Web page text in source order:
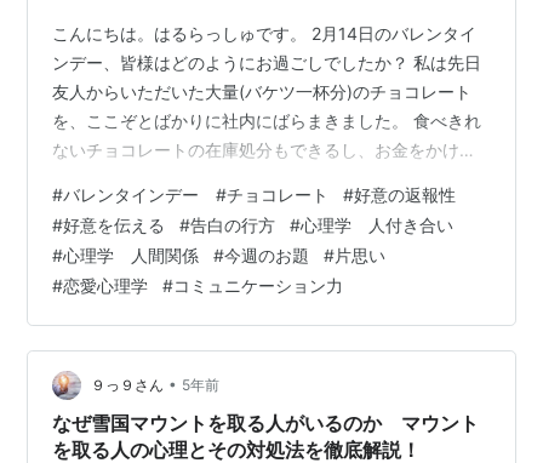
こんにちは。はるらっしゅです。 2月14日のバレンタイ
ンデー、皆様はどのようにお過ごしでしたか？ 私は先日
友人からいただいた大量(バケツ一杯分)のチョコレート
を、ここぞとばかりに社内にばらまきました。 食べきれ
ないチョコレートの在庫処分もできるし、お金をかけず
うと言ってもらえるし、なんならお返しを貰えるかもし
れない。一石四鳥です！ さて今回は、バレンタインデー
にあやかって恋愛ネタでまいりたいと思います！ 人は
皆、【あなたが好き】と言われたい はるママ直伝【勝率
を上げる告白の方法】 最近少し臆病になってきた私へ 人
は皆、【あなたが好き】と言われた…
#バレンタインデー #チョコレート #好意の返報性
#好意を伝える #告白の行方 #心理学 人付き合い
#心理学 人間関係 #今週のお題 #片思い
#恋愛心理学 #コミュニケーション力
９っ９さん • 5年前
なぜ雪国マウントを取る人がいるのか マウント
を取る人の心理とその対処法を徹底解説！